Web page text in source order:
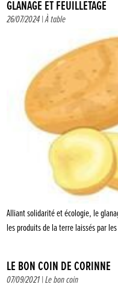
GLANAGE ET FEUILLETAGE
26/07/2024 |À table
Alliant solidarité et écologie, le
les produits de la terre laissés par
LE BON COIN DE CORINNE
07/09/2021 |Le bon coin